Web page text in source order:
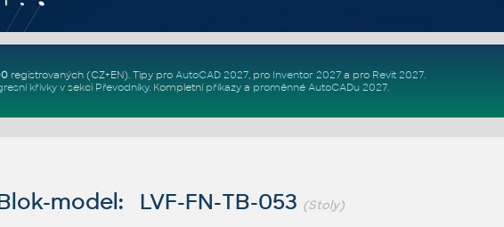
registrovaných (CZ+EN). Tipy pro AutoCAD 2027, pro Inventor 2027a pro Revit 2027.
křivkyv sekci Převodníky. Kompletní příkazya proměnné AutoCADu 2027.
model: LVF-FN-TB-053 (Stoly)